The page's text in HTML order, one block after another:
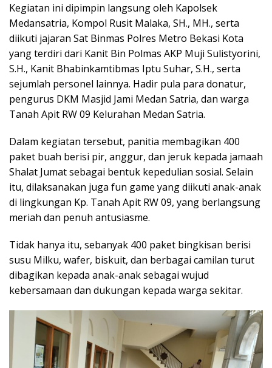
Kegiatan ini dipimpin langsung oleh Kapolsek
Medansatria, Kompol Rusit Malaka, SH., MH., serta
diikuti jajaran Sat Binmas Polres Metro Bekasi Kota
yang terdiri dari Kanit Bin Polmas AKP Muji Sulistyorini,
S.H., Kanit Bhabinkamtibmas Iptu Suhar, S.H., serta
sejumlah personel lainnya. Hadir pula para donatur,
pengurus DKM Masjid Jami Medan Satria, dan warga
Tanah Apit RW 09 Kelurahan Medan Satria.
Dalam kegiatan tersebut, panitia membagikan 400
paket buah berisi pir, anggur, dan jeruk kepada jamaah
Shalat Jumat sebagai bentuk kepedulian sosial. Selain
itu, dilaksanakan juga fun game yang diikuti anak-anak
di lingkungan Kp. Tanah Apit RW 09, yang berlangsung
meriah dan penuh antusiasme.
Tidak hanya itu, sebanyak 400 paket bingkisan berisi
susu Milku, wafer, biskuit, dan berbagai camilan turut
dibagikan kepada anak-anak sebagai wujud
kebersamaan dan dukungan kepada warga sekitar.